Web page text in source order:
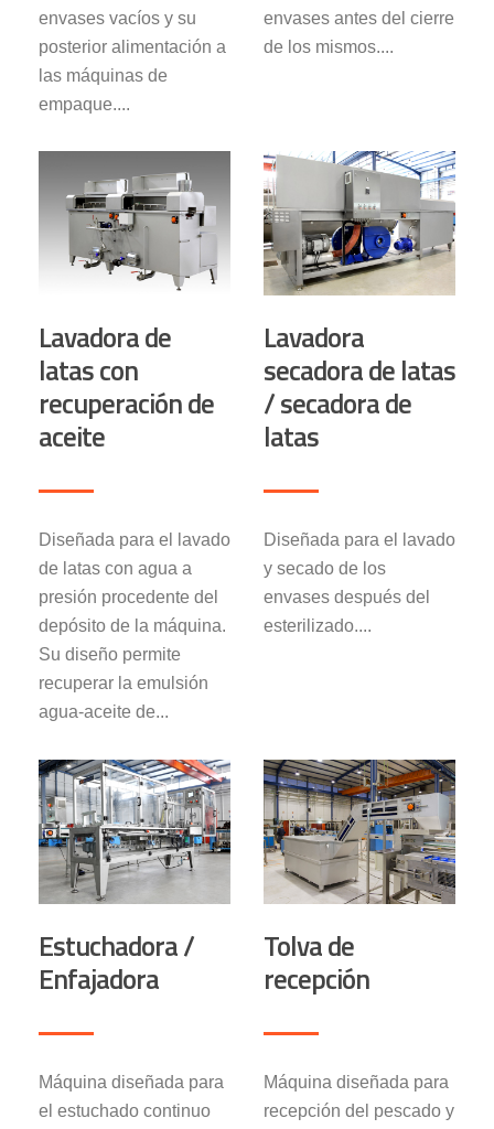
envases vacíos y su
posterior alimentación a
las máquinas de
empaque....
envases antes del cierre
de los mismos....
Lavadora de
latas con
recuperación de
aceite
Diseñada para el lavado
de latas con agua a
presión procedente del
depósito de la máquina.
Su diseño permite
recuperar la emulsión
agua-aceite de...
Lavadora
secadora de latas
/ secadora de
latas
Diseñada para el lavado
y secado de los
envases después del
esterilizado....
Estuchadora /
Enfajadora
Máquina diseñada para
el estuchado continuo
Tolva de
recepción
Máquina diseñada para
recepción del pescado y